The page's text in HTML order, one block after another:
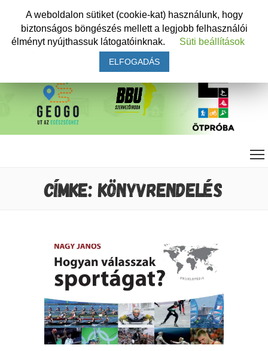
CÍMKE: KÖNYVRENDELÉS
A weboldalon sütiket (cookie-kat) használunk, hogy
biztonságos böngészés mellett a legjobb felhasználói
élményt nyújthassuk látogatóinknak.
Süti beállítások
ELFOGADÁS